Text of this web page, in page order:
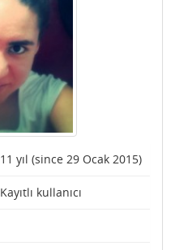
11 yıl (since 29 Ocak 2015)
Kayıtlı kullanıcı